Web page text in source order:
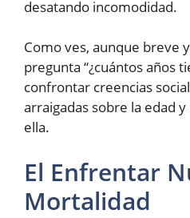
desatando incomodidad.
Como ves, aunque breve
pregunta “¿cuántos años
confrontar creencias
arraigadas sobre la edad
ella.
El Enfrentar
Mortalidad